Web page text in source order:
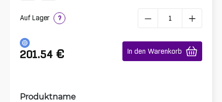
Auf Lager ?
201.54 € In den Warenkorb
Produktname